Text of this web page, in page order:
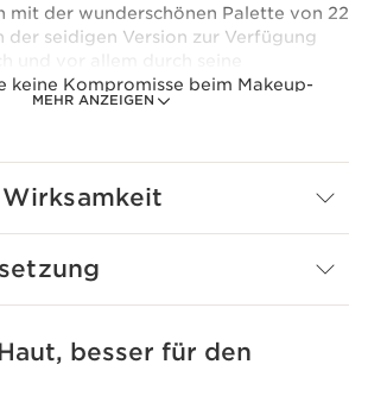
MEHR ANZEIGEN
mit der wunderschönen Palette von 22
der seidigen Version zur Verfügung
und vor allem durch seine
keine Kompromisse beim Makeup-
Haltbarkeit und Farbintensität... Ein
diese Formel für Komfort, Feuchtigkeit
zweite Haut. Die Textur schmilzt auf
Sie das Refill, so einfach ist
und Joli Rouge Shine.
besser für den